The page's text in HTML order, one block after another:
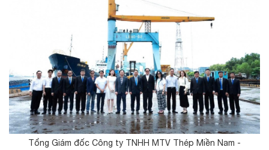
Tổng Giám đốc Công ty TNHH MTV Thép Miền Nam -